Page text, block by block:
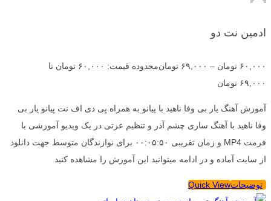
ادمین نت دو
۶۰,۰۰۰ تومان – ۶۹,۰۰۰ تومان
محدوده قیمت: ۶۰,۰۰۰ تومان تا
۶۹,۰۰۰ تومان
آموزش آهنگ یار بی وفا ناهید با پیانو به همراه پی دی اف نت پیانو یار بی
وفا ناهید با آهنگ سازی چشم آذر و تنظیم عزتی در یک ویدیو آموزشی با
فرمت MP4 و زمان تقریبی ۰۰:۰۵:۵۰ برای نوازندگان متوسط جهت دانلود
از سایت آماده و در ادامه میتوانید این آموزش را مشاهده کنید
توضیحاتQuick View